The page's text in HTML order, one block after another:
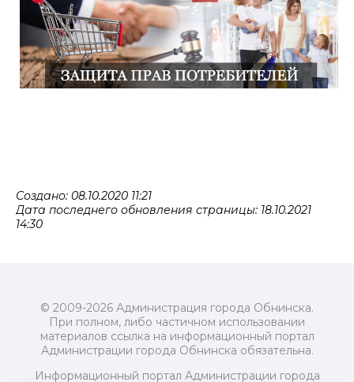
Создано: 08.10.2020 11:21
Дата последнего обновления страницы: 18.10.2021
14:30
© 2009-2026 Администрация города Обнинска.
При полном, либо частичном использовании
материалов ссылка на информационный портал
Администрации города Обнинска обязательна.
Информационный портал Администрации города